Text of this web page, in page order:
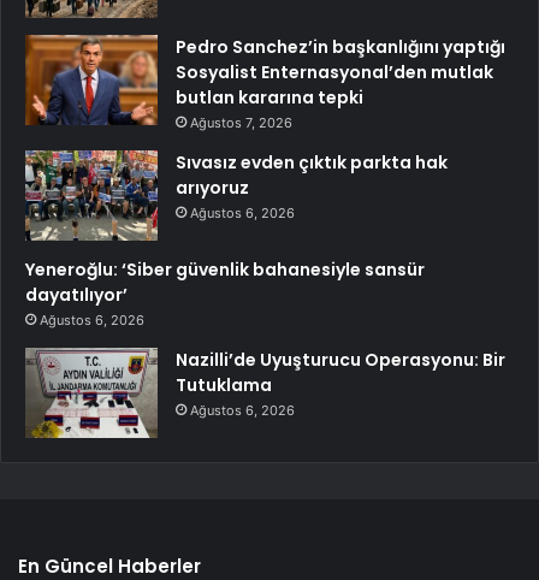
Pedro Sanchez’in başkanlığını yaptığı
Sosyalist Enternasyonal’den mutlak
butlan kararına tepki
Ağustos 7, 2026
Sıvasız evden çıktık parkta hak
arıyoruz
Ağustos 6, 2026
Yeneroğlu: ‘Siber güvenlik bahanesiyle sansür
dayatılıyor’
Ağustos 6, 2026
Nazilli’de Uyuşturucu Operasyonu: Bir
Tutuklama
Ağustos 6, 2026
En Güncel Haberler